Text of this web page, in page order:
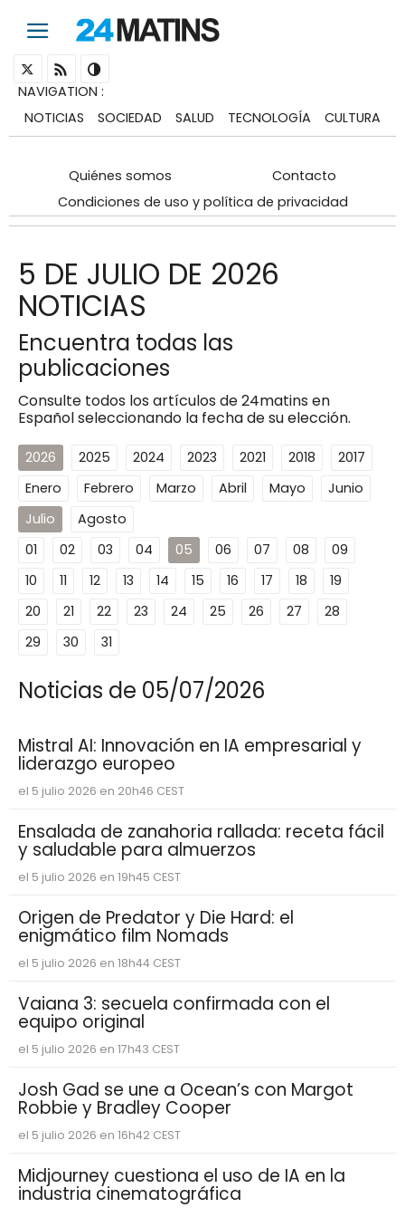
NAVIGATION :
NOTICIAS
SOCIEDAD SALUD TECNOLOGÍA CULTURA
Quiénes somos
Contacto
Condiciones de uso y política de privacidad
5 DE JULIO DE 2026
NOTICIAS
Encuentra todas las
publicaciones
Consulte todos los artículos de 24matins en
Español seleccionando la fecha de su elección.
2026 2025 2024 2023 2021 2018
2017
Enero
Febrero Marzo Abril Mayo
Junio
Julio
Agosto
01
02 03 04 05 06 07 08
09
10
11 12 13 14 15 16 17 18
19
20
21 22 23 24 25 26 27
28
29
30 31
Noticias de 05/07/2026
Mistral AI: Innovación en IA empresarial y
liderazgo europeo
el 5 julio 2026 en 20h46 CEST
Ensalada de zanahoria rallada: receta fácil
y saludable para almuerzos
el 5 julio 2026 en 19h45 CEST
Origen de Predator y Die Hard: el
enigmático film Nomads
el 5 julio 2026 en 18h44 CEST
Vaiana 3: secuela confirmada con el
equipo original
el 5 julio 2026 en 17h43 CEST
Josh Gad se une a Ocean’s con Margot
Robbie y Bradley Cooper
el 5 julio 2026 en 16h42 CEST
Midjourney cuestiona el uso de IA en la
industria cinematográfica